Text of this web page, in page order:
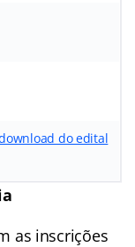
do edital
as inscrições